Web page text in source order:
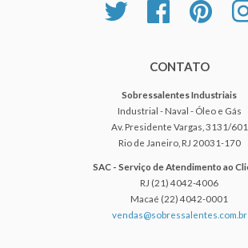
Twitter Facebook
CONTATO
Sobressalentes Industriais
Industrial - Naval - Óleo e Gás
Av. Presidente Vargas, 3131/601
Rio de Janeiro, RJ 20031-170
SAC - Serviço de Atendimento ao
RJ (21) 4042-4006
Macaé (22) 4042-0001
vendas@sobressalentes.com.br